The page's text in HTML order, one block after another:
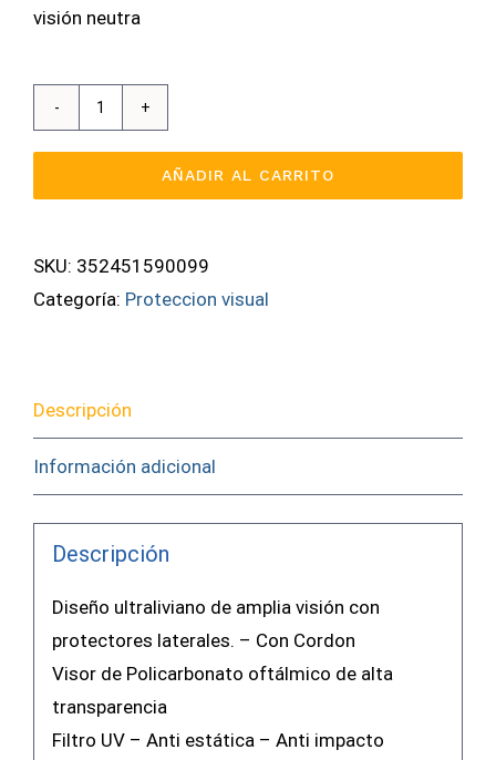
visión neutra
De
Lentes
In
AÑADIR AL CARRITO
SKU: 352451590099
Categoría: Proteccion visual
Descripción
Información adicional
Descripción
Diseño ultraliviano de amplia visión con
protectores laterales. – Con Cordon
Visor de Policarbonato oftálmico de alta
transparencia
Filtro UV – Anti estática – Anti impacto